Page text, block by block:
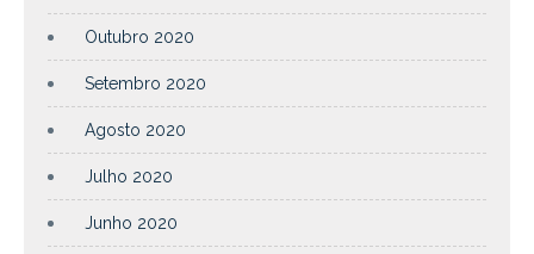
Outubro 2020
Setembro 2020
Agosto 2020
Julho 2020
Junho 2020